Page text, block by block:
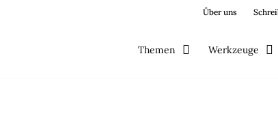
Über uns
Themen Werkzeuge